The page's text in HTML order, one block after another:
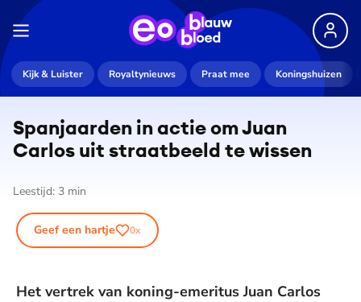
Kijk & Luister Royaltynieuws Praat mee Koningshuizen
Spanjaarden in actie om Juan
Carlos uit straatbeeld te wissen
Leestijd: 3 min
Geef een hartje 0x
Het vertrek van koning-emeritus Juan Carlos